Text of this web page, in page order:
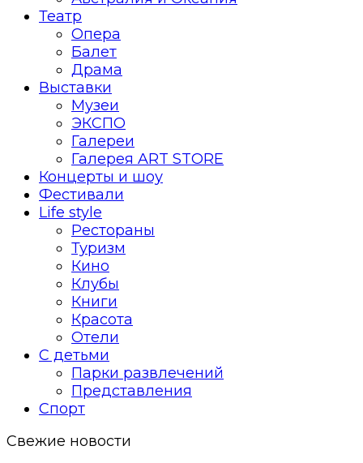
Театр
Опера
Балет
Драма
Выставки
Музеи
ЭКСПО
Галереи
Галерея ART STORE
Концерты и шоу
Фестивали
Life style
Рестораны
Туризм
Кино
Клубы
Книги
Красота
Отели
С детьми
Парки развлечений
Представления
Спорт
Свежие новости